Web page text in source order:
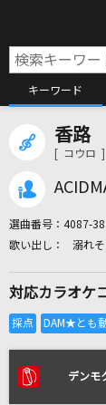
キーワード
香路
[ コウロ ]
選曲番号： 4087-38
溺れ
対応カラオケ
デンモ